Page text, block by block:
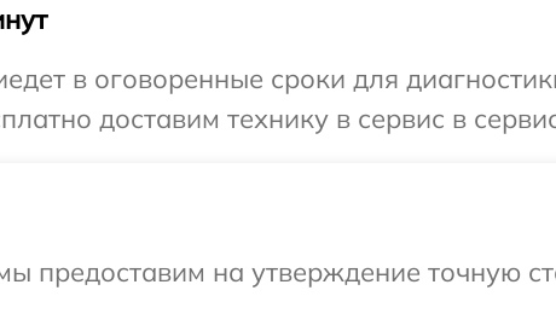
в оговоренные сроки для
доставим технику в сервис в
предоставим на утверждение точную